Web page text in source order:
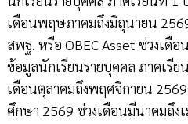
เดือนพฤษภาคมถึงมิถุนายน
สพฐ. หรือ OBEC Asset ช่วงเดื
ข้อมูลนักเรียนรายบุคคล ภาคเรี
เดือนตุลาคมถึงพฤศจิกายน
ศึกษา 2569 ช่วงเดือนมีนาคมถึง